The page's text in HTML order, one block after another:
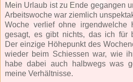
Mein Urlaub ist zu Ende gegangen
Arbeitswoche war ziemlich
Woche verlief ohne irgendwelche
gesagt, es gibt nichts, das ich für
Der einzige Höhepunkt des
wieder beim Schiessen war, wie
habe dabei auch halbwegs was
meine Verhältnisse.